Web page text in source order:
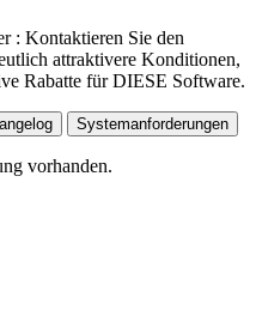
: Kontaktieren Sie den
attraktivere Konditionen,
Rabatte für DIESE Software.
Systemanforderungen
vorhanden.